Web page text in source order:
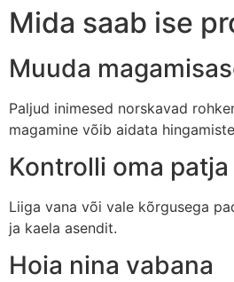
Mida saab ise
Muuda
Paljud inimesed norskavad
magamine võib aidata
Kontrolli oma patja
Liiga vana või vale kõrgusega
ja kaela asendit.
Hoia nina vabana